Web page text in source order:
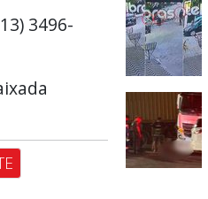
3496-